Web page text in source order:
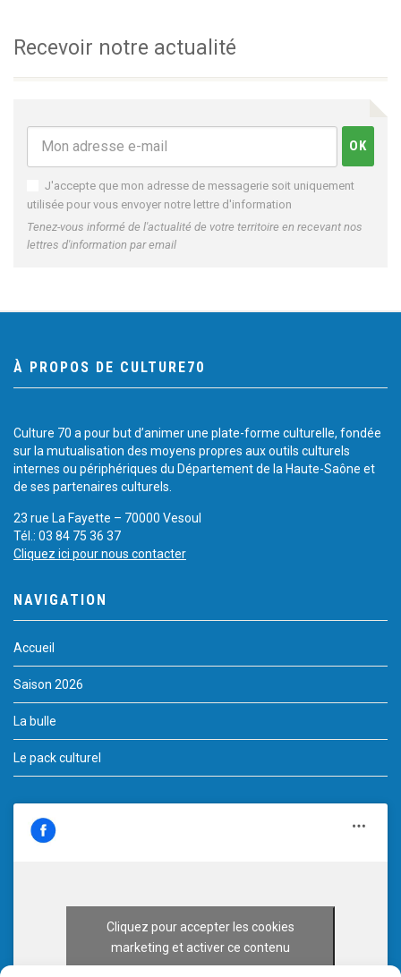
Recevoir notre actualité
J'accepte que mon adresse de messagerie soit uniquement
utilisée pour vous envoyer notre lettre d'information
Tenez-vous informé de l'actualité de votre territoire en recevant nos
lettres d'information par email
À PROPOS DE CULTURE70
Culture 70 a pour but d’animer une plate-forme culturelle, fondée
sur la mutualisation des moyens propres aux outils culturels
internes ou périphériques du Département de la Haute-Saône et
de ses partenaires culturels.
23 rue La Fayette – 70000 Vesoul
Tél.: 03 84 75 36 37
Cliquez ici pour nous contacter
NAVIGATION
Accueil
Saison 2026
La bulle
Le pack culturel
Cliquez pour accepter les cookies
marketing et activer ce contenu